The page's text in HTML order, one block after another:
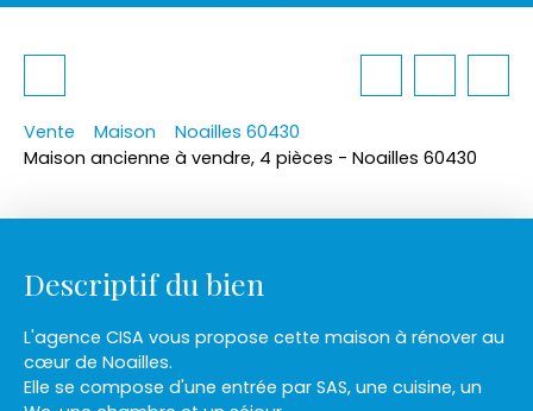
Vente Maison
Noailles 60430
Maison ancienne à vendre, 4 pièces - Noailles 60430
Descriptif du bien
L'agence CISA vous propose cette maison à rénover au
cœur de Noailles.
Elle se compose d'une entrée par SAS, une cuisine, un